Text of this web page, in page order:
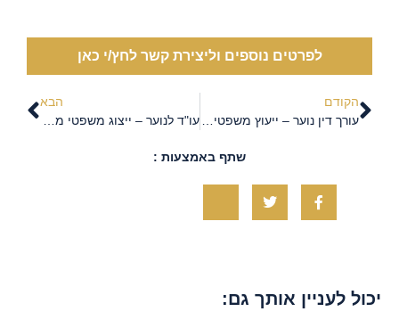
לפרטים נוספים וליצירת קשר לחץ/י כאן
הקודם
הבא
שתף באמצעות :
יכול לעניין אותך גם: